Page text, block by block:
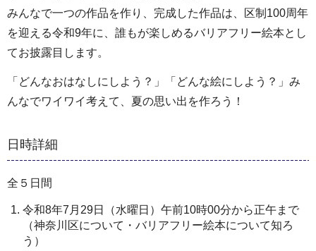
みんなで一つの作品を作り、完成した作品は、区制100周年
を迎える令和9年に、誰もが楽しめるバリアフリー絵本とし
てお披露目します。
「どんなおはなしにしよう？」「どんな絵にしよう？」み
んなでワイワイ考えて、夏の思い出を作ろう！
日時詳細
全５日間
令和8年7月29日（水曜日）午前10時00分から正午まで
（神奈川区について・バリアフリー絵本について知ろ
う）